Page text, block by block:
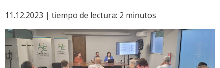
11.12.2023 | tiempo de lectura: 2 minutos